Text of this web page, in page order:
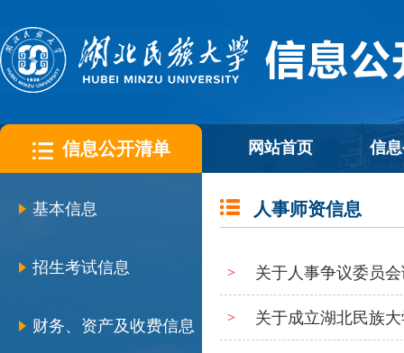
信息公开清单 网站首页 信
基本信息
招生考试信息
财务、资产及收费信息
人事师资信息
> 关于人事争议委员
> 关于成立湖北民族